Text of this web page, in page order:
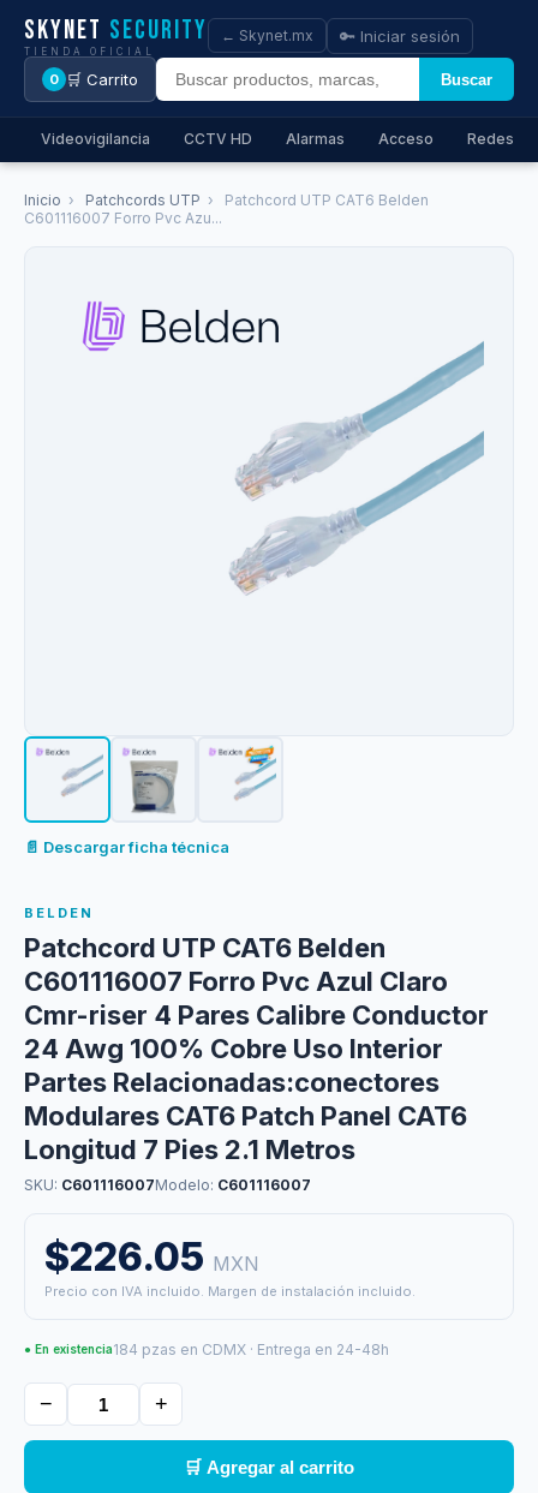
Skynet Security
TIENDA OFICIAL
Buscar
← Skynet.mx 🔑 Iniciar sesión
0 🛒 Carrito
Videovigilancia CCTV HD Alarmas Acceso Redes
Inicio › Patchcords UTP ›
Patchcord UTP CAT6 Belden
C601116007 Forro Pvc Azu...
📄 Descargar ficha técnica
BELDEN
Patchcord UTP CAT6 Belden
C601116007 Forro Pvc Azul Claro
Cmr-riser 4 Pares Calibre Conductor
24 Awg 100% Cobre Uso Interior
Partes Relacionadas:conectores
Modulares CAT6 Patch Panel CAT6
Longitud 7 Pies 2.1 Metros
SKU: C601116007Modelo: C601116007
$226.05 MXN
Precio con IVA incluido. Margen de instalación incluido.
● En existencia184 pzas en CDMX · Entrega en 24-48h
− +
🛒 Agregar al carrito